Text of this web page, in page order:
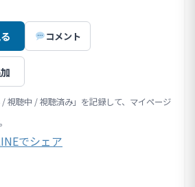
コメント
視聴中 / 視聴済み」を記録して、マイページ
でシェア